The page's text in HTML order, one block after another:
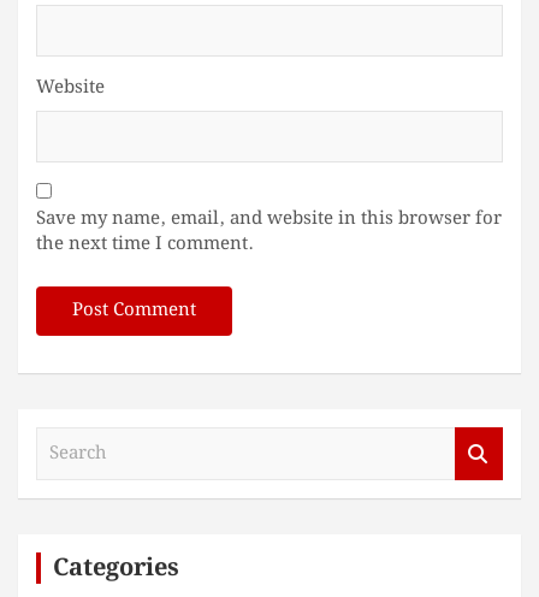
Website
Save my name, email, and website in this browser for
the next time I comment.
Categories